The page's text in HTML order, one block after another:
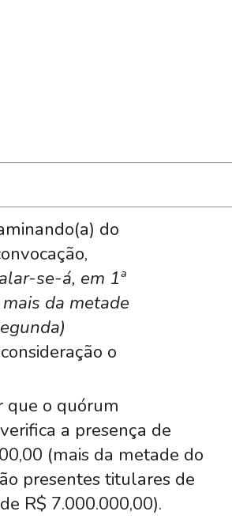
do
se-á, em 1ª
da metade
o
que o quórum
a presença de
(mais da metade do
presentes titulares de
R$ 7.000.000,00).